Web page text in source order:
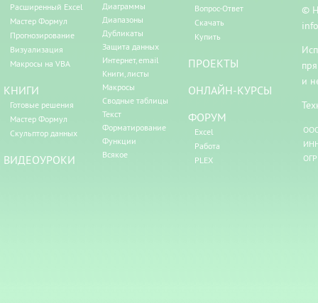
Расширенный Excel
Мастер Формул
Прогнозирование
Визуализация
Макросы на VBA
КНИГИ
Готовые решения
Мастер Формул
Скульптор данных
ВИДЕОУРОКИ
Диаграммы
Диапазоны
Дубликаты
Защита данных
Интернет, email
Книги, листы
Макросы
Сводные таблицы
Текст
Форматирование
Функции
Всякое
Вопрос-Ответ
Скачать
Купить
ПРОЕКТЫ
ОНЛАЙН-КУРСЫ
ФОРУМ
Excel
Работа
PLEX
©
и